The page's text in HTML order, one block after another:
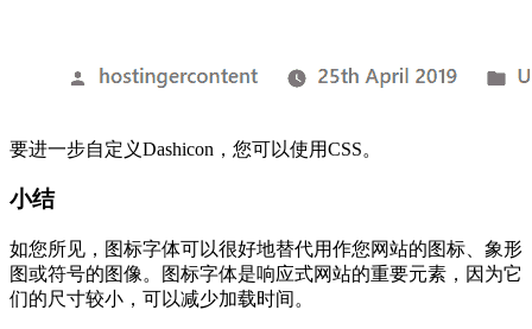
要进一步自定义Dashicon，您可以使用CSS。
小结
如您所见，图标字体可以很好地替代用作您网站的图标、象形
图或符号的图像。图标字体是响应式网站的重要元素，因为它
们的尺寸较小，可以减少加载时间。